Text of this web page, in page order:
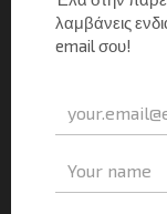
Η Λέσχη